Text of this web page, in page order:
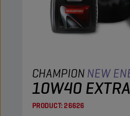
CHAMPIONNEW
10W40 EXTRA
PRODUCT:26626